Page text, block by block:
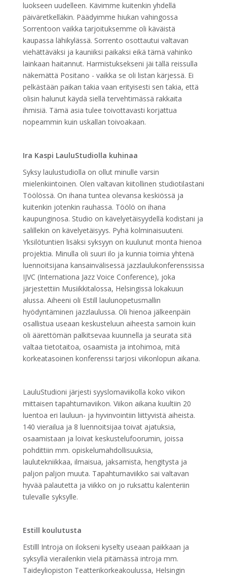
luokseen uudelleen. Kävimme kuitenkin yhdellä
päiväretkelläkin. Päädyimme hiukan vahingossa
Sorrentoon vaikka tarjoituksemme oli käväistä
kaupassa lähikylässä. Sorrento osottautui valtavan
viehättäväksi ja kauniiksi paikaksi eikä tämä vahinko
lainkaan haitannut. Harmistuksekseni jäi tällä reissulla
näkemättä Positano - vaikka se oli listan kärjessä. Ei
pelkästään paikan takia vaan erityisesti sen takia, että
olisin halunut käydä siellä tervehtimässä rakkaita
ihmisiä. Tämä asia tulee toivottavasti korjattua
nopeammin kuin uskallan toivoakaan.
Ira Kaspi LauluStudiolla kuhinaa
Syksy laulustudiolla on ollut minulle varsin
mielenkiintoinen. Olen valtavan kiitollinen studiotilastani
Töölössä. On ihana tuntea olevansa keskiössä ja
kuitenkin jotenkin rauhassa. Töölö on ihana
kaupunginosa. Studio on kävelyetäisyydellä kodistani ja
salillekin on kävelyetäisyys. Pyhä kolminaisuuteni.
Yksilötuntien lisäksi syksyyn on kuulunut monta hienoa
projektia. Minulla oli suuri ilo ja kunnia toimia yhtenä
luennoitsijana kansainvälisessä jazzlaulukonferenssissa
IJVC (Internationa Jazz Voice Conference), joka
järjestettiin Musiikkitalossa, Helsingissä lokakuun
alussa. Aiheeni oli Estill laulunopetusmallin
hyödyntäminen jazzlaulussa. Oli hienoa jälkeenpäin
osallistua useaan keskusteluun aiheesta samoin kuin
oli äärettömän palkitsevaa kuunnella ja seurata sitä
valtaa tietotaitoa, osaamista ja intohimoa, mitä
korkeatasoinen konferenssi tarjosi viikonlopun aikana.
LauluStudioni järjesti syyslomaviikolla koko viikon
mittaisen tapahtumaviikon. Viikon aikana kuultiin 20
luentoa eri lauluun- ja hyvinvointiin liittyvistä aiheista.
140 vierailua ja 8 luennoitsijaa toivat ajatuksia,
osaamistaan ja loivat keskustelufoorumin, joissa
pohdittiin mm. opiskelumahdollisuuksia,
laulutekniikkaa, ilmaisua, jaksamista, hengitysta ja
paljon paljon muuta. Tapahtumaviikko sai valtavan
hyvää palautetta ja viikko on jo ruksattu kalenteriin
tulevalle syksylle.
Estill koulutusta
Estilll Introja on ilokseni kyselty useaan paikkaan ja
syksyllä vierailenkin vielä pitämässä introja mm.
Taideyliopiston Teatterikorkeakoulussa, Helsingin